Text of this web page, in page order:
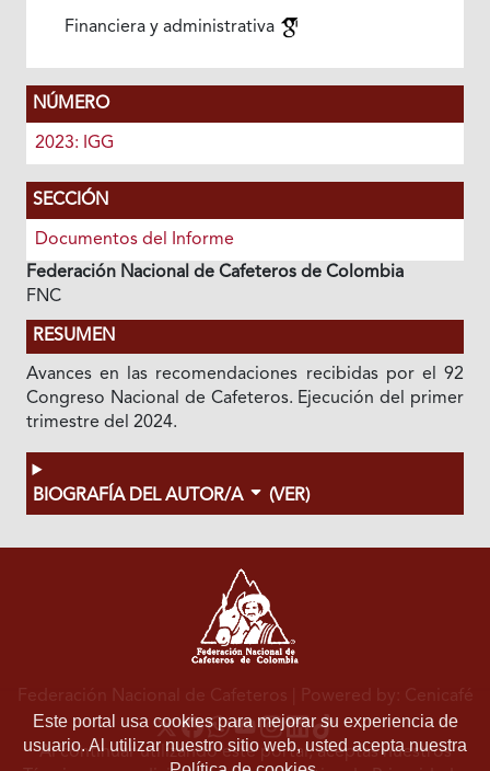
Financiera y administrativa
NÚMERO
2023: IGG
SECCIÓN
Documentos del Informe
Federación Nacional de Cafeteros de Colombia
FNC
RESUMEN
Avances en las recomendaciones recibidas por el 92
Congreso Nacional de Cafeteros. Ejecución del primer
trimestre del 2024.
BIOGRAFÍA DEL AUTOR/A (VER)
Este portal usa cookies para mejorar su experiencia de
usuario. Al utilizar nuestro sitio web, usted acepta nuestra
Federación Nacional de Cafeteros | Powered by: Cenicafé
Al continuar utilizando este portal, aceptas nuestros